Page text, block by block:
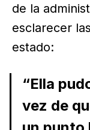
de la
esclarecer
estado:
“Ella
vez de